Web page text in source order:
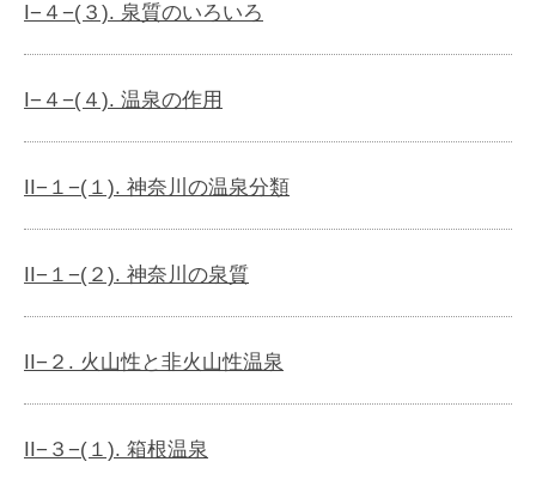
I−４−(３). 泉質のいろいろ
I−４−(４). 温泉の作用
II−１−(１). 神奈川の温泉分類
II−１−(２). 神奈川の泉質
II−２. 火山性と非火山性温泉
II−３−(１). 箱根温泉